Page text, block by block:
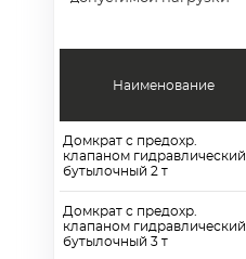
Наименование
Домкрат с предохр.
клапаном гидравлический
бутылочный 2 т
Домкрат с предохр.
клапаном гидравлический
бутылочный 3 т